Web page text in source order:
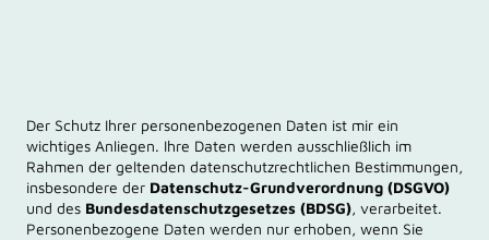
Der Schutz Ihrer personenbezogenen Daten ist mir ein
wichtiges Anliegen. Ihre Daten werden ausschließlich im
Rahmen der geltenden datenschutzrechtlichen Bestimmungen,
insbesondere der Datenschutz-Grundverordnung (DSGVO)
und des Bundesdatenschutzgesetzes (BDSG), verarbeitet.
Personenbezogene Daten werden nur erhoben, wenn Sie